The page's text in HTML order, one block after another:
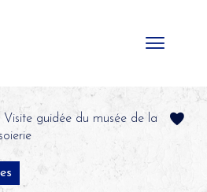
Visite guidée du musée de la
cookies